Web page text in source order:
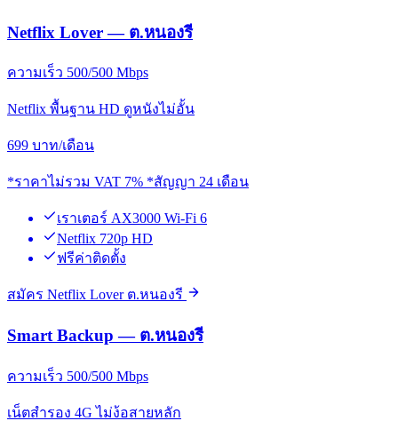
Netflix Lover — ต.หนองรี
ความเร็ว 500/500 Mbps
Netflix พื้นฐาน HD ดูหนังไม่อั้น
699 บาท/เดือน
*ราคาไม่รวม VAT 7% *สัญญา 24 เดือน
เราเตอร์ AX3000 Wi-Fi 6
Netflix 720p HD
ฟรีค่าติดตั้ง
สมัคร Netflix Lover ต.หนองรี
Smart Backup — ต.หนองรี
ความเร็ว 500/500 Mbps
เน็ตสำรอง 4G ไม่ง้อสายหลัก